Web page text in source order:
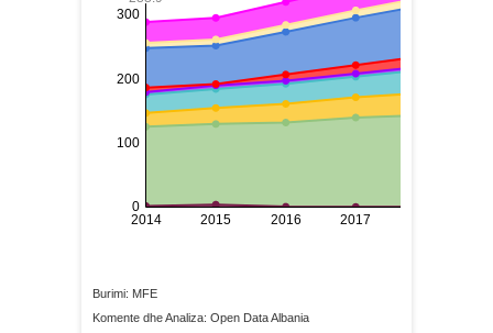
Burimi: MFE
Komente dhe Analiza: Open Data Albania